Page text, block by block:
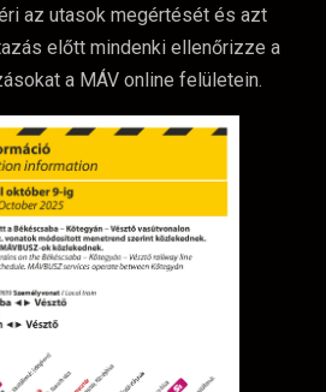
az utasok megértését és azt
előtt mindenki ellenőrizze a
a MÁV online felületein.